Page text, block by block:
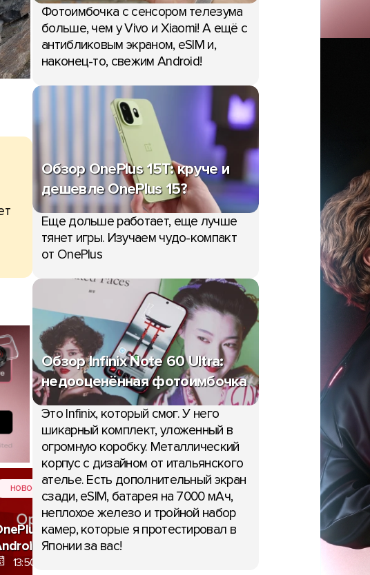
НОВОСТИ
начинает тестировать
Oreo на OnePlus 5T
13:50, 28 декабря 2017
Фотоимбочка с сенсором телезума
больше, чем у Vivo и Xiaomi! А ещё с
антибликовым экраном, eSIM и,
наконец-то, свежим Android!
Обзор OnePlus 15T: круче и
дешевле OnePlus 15?
Еще дольше работает, еще лучше
тянет игры. Изучаем чудо-компакт
от OnePlus
Обзор Infinix Note 60 Ultra:
недооценённая фотоимбочка
Это Infinix, который смог. У него
шикарный комплект, уложенный в
огромную коробку. Металлический
корпус с дизайном от итальянского
ателье. Есть дополнительный экран
сзади, eSIM, батарея на 7000 мАч,
неплохое железо и тройной набор
камер, которые я протестировал в
Японии за вас!